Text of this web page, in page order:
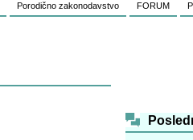
Porodično zakonodavstvo FORUM